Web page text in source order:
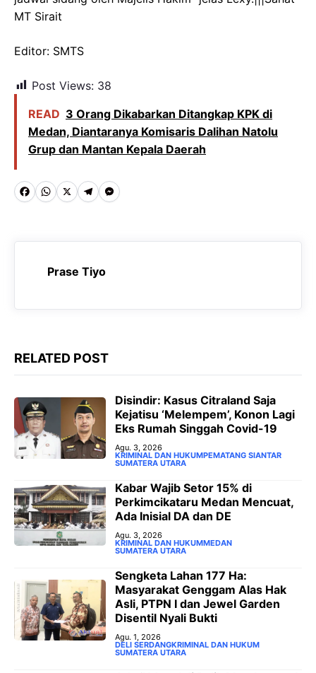
MT Sirait
Editor: SMTS
Post Views: 38
READ 3 Orang Dikabarkan Ditangkap KPK di
Medan, Diantaranya Komisaris Dalihan Natolu
Grup dan Mantan Kepala Daerah
F
c
o
k
W
a
A
p
X T
l
e
g
r
m
M
s
s
n
e
r
Prase Tiyo
RELATED POST
Disindir: Kasus Citraland Saja
Kejatisu ‘Melempem’, Konon Lagi
Eks Rumah Singgah Covid-19
Agu. 3, 2026
KRIMINAL DAN HUKUMPEMATANG SIANTAR
SUMATERA UTARA
‎Kabar Wajib Setor 15% di
Perkimcikataru Medan Mencuat,
Ada Inisial DA dan DE
Agu. 3, 2026
KRIMINAL DAN HUKUMMEDAN
SUMATERA UTARA
Sengketa Lahan 177 Ha:
Masyarakat Genggam Alas Hak
Asli, PTPN I dan Jewel Garden
Disentil Nyali Bukti
Agu. 1, 2026
DELI SERDANGKRIMINAL DAN HUKUM
SUMATERA UTARA